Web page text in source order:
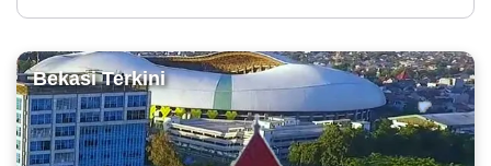
Bekasi Terkini